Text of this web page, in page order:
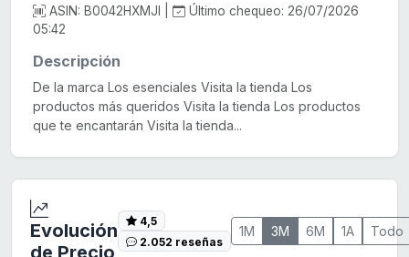
ASIN: B0042HXMJI |
Último chequeo: 26/07/2026
05:42
Descripción
De la marca Los esenciales Visita la tienda Los
productos más queridos Visita la tienda Los productos
que te encantarán Visita la tienda...
Evolución
4,5
2.052 reseñas
1M 3M 6M 1A Todo